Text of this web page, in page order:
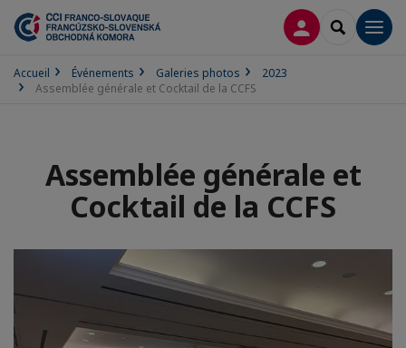
CONNEXION
Accueil Événements Galeries photos
2023
Assemblée générale et Cocktail de la CCFS
Assemblée générale et
Cocktail de la CCFS